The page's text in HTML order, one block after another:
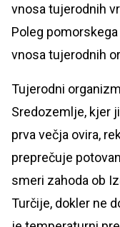
vnosa tujerodnih
Poleg
vnosa tujerodnih
Tujerodni
Sredozemlje, kjer
prva večja ovira,
preprečuje
smeri zahoda ob
Turčije, dokler ne